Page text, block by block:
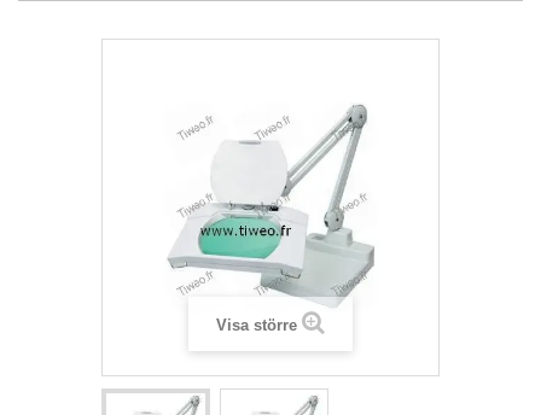
Visa större